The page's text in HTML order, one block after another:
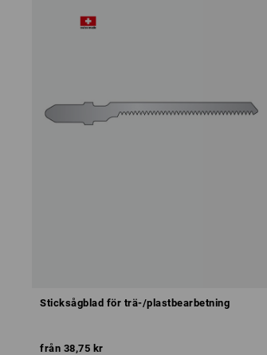
Sticksågblad för trä-/plastbearbetning
från 38,75 kr